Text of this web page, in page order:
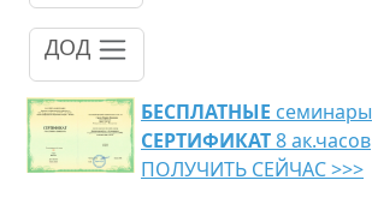
ДОД
БЕСПЛАТНЫЕ семинары
СЕРТИФИКАТ8 ак.часов
ПОЛУЧИТЬ СЕЙЧАС >>>